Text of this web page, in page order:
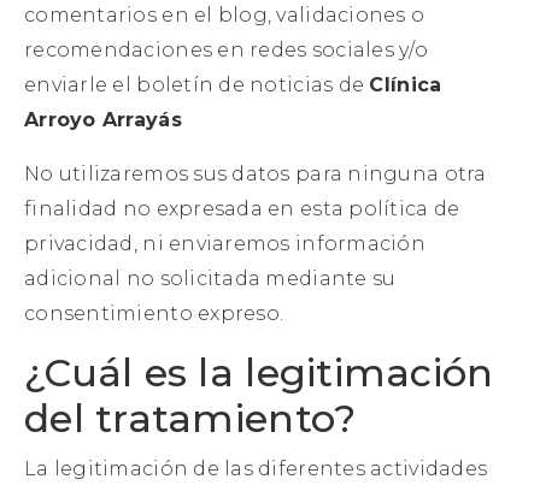
comentarios en el blog, validaciones o
recomendaciones en redes sociales y/o
enviarle el boletín de noticias de Clínica
Arroyo Arrayás
No utilizaremos sus datos para ninguna otra
finalidad no expresada en esta política de
privacidad, ni enviaremos información
adicional no solicitada mediante su
consentimiento expreso.
¿Cuál es la legitimación
del tratamiento?
La legitimación de las diferentes actividades